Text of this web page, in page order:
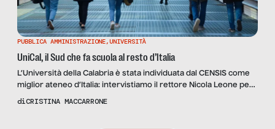
PUBBLICA AMMINISTRAZIONE,UNIVERSITÀ
UniCal, il Sud che fa scuola al resto d’Italia
L’Università della Calabria è stata individuata dal CENSIS come
miglior ateneo d’Italia: intervistiamo il rettore Nicola Leone per
capire il metodo innovativo utilizzato da UniCal per attrarre
diCRISTINA MACCARRONE